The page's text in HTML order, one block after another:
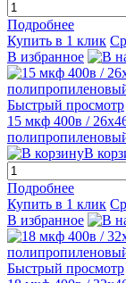
Подробнее
Купить в 1 клик
В избранное
Быстрый просмотр
15 мкф 400в /
В
Подробнее
Купить в 1 клик
В избранное
Быстрый просмотр